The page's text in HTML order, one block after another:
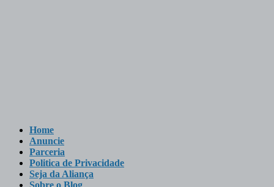
Home
Anuncie
Parceria
Politica de Privacidade
Seja da Aliança
Sobre o Blog